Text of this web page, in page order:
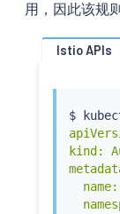
用，因此该规
Istio APIs
$
kind: